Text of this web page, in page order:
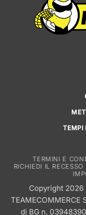
TEMPI
TERMINI E
RICHIEDI IL RECESSO
Copyright
TEAMECOMMERCE
di BG n.